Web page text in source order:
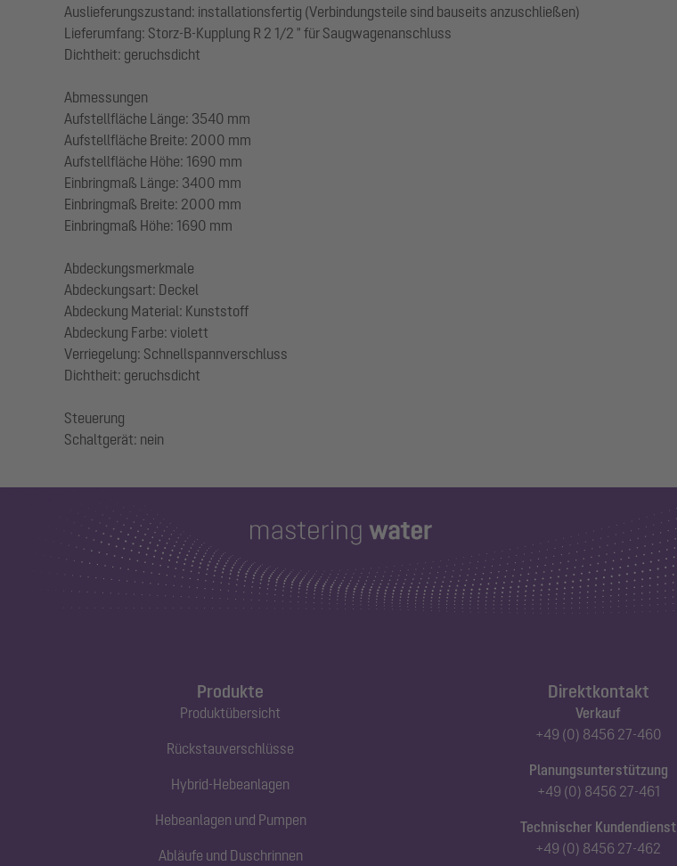
Auslieferungszustand: installationsfertig (Verbindungsteile sind bauseits anzuschließen)
Lieferumfang: Storz-B-Kupplung R 2 1/2 " für Saugwagenanschluss
Dichtheit: geruchsdicht
Abmessungen
Aufstellfläche Länge: 3540 mm
Aufstellfläche Breite: 2000 mm
Aufstellfläche Höhe: 1690 mm
Einbringmaß Länge: 3400 mm
Einbringmaß Breite: 2000 mm
Einbringmaß Höhe: 1690 mm
Abdeckungsmerkmale
Abdeckungsart: Deckel
Abdeckung Material: Kunststoff
Abdeckung Farbe: violett
Verriegelung: Schnellspannverschluss
Dichtheit: geruchsdicht
Steuerung
Produkte
Produktübersicht
Rückstauverschlüsse
Hybrid-Hebeanlagen
Hebeanlagen und Pumpen
Abläufe und Duschrinnen
Direktkontakt
Verkauf
+49 (0) 8456 27-460
Planungsunterstützung
+49 (0) 8456 27-461
Technischer Kundendienst
+49 (0) 8456 27-462